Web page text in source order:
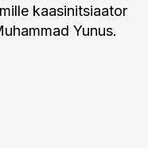
kaasinitsiaator
Yunus.